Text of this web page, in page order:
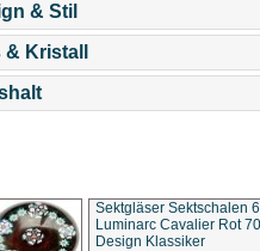
& Stil
& Kristall
Sektgläser Sektschalen
Luminarc Cavalier Rot
Design Klassiker